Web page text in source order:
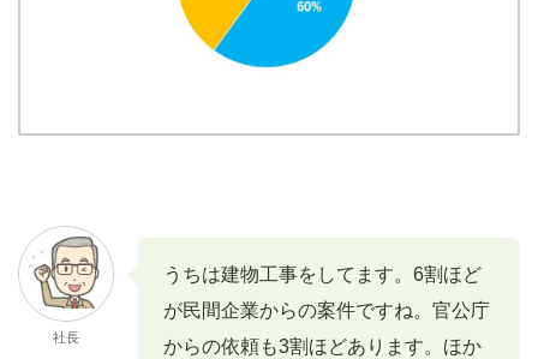
社長
うちは建物工事をしてます。6割ほど
が民間企業からの案件ですね。官公庁
からの依頼も3割ほどあります。ほか